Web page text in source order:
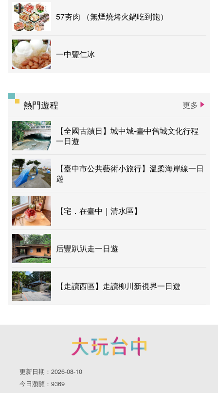
57夯肉 （無煙燒烤火鍋吃到飽）
一中豐仁冰
熱門遊程 更多
【全國古蹟日】城中城-臺中舊城文化行程
一日遊
【臺中市公共藝術小旅行】溫柔海岸線一日
遊
【宅．在臺中｜清水區】
后豐趴趴走一日遊
【走讀西區】走讀柳川新視界一日遊
更新日期：2026-08-10
今日瀏覽：9369